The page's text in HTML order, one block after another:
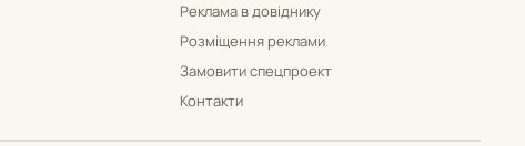
Реклама в довіднику
Розміщення реклами
Замовити спецпроект
Контакти